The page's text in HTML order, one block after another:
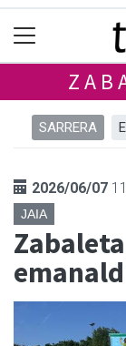
SARRERA
2026/06/07
JAIA